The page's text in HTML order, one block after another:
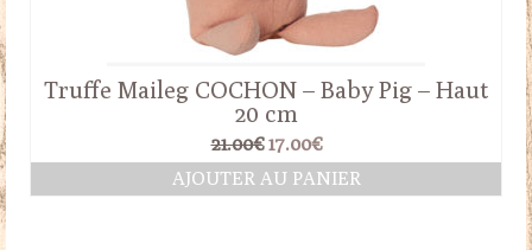
Truffe Maileg COCHON – Baby Pig – Haut
20 cm
21.00€ Le
prix
initial
17.00€Le
prix
actuel
AJOUTER AU PANIER